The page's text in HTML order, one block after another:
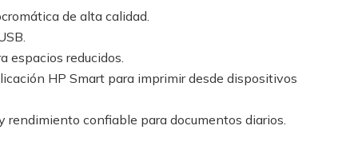
de alta calidad.
espacios reducidos.
HP Smart para imprimir desde dispositivos
rendimiento confiable para documentos diarios.